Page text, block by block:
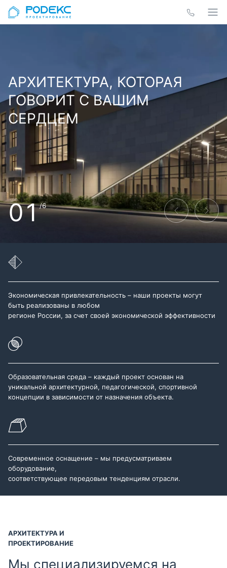
АРХИТЕКТУРА, КОТОРАЯ
ГОВОРИТ С ВАШИМ
СЕРДЦЕМ
01/6
Экономическая привлекательность – наши проекты могут
быть реализованы в любом
регионе России, за счет своей экономической эффективности
Образовательная среда – каждый проект основан на
уникальной архитектурной, педагогической, спортивной
концепции в зависимости от назначения объекта.
Современное оснащение – мы предусматриваем
оборудование,
соответствующее передовым тенденциям отрасли.
АРХИТЕКТУРА И
ПРОЕКТИРОВАНИЕ
Мы специализируемся на